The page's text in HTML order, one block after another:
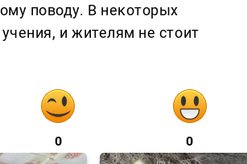
поводу. В некоторых
и жителям не стоит
0 0